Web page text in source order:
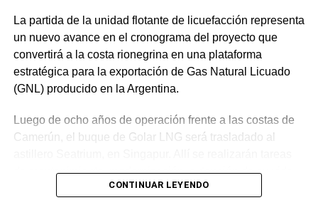
agosto, reduciendo el riesgo de filtraciones, preservando
la infraestructura de riego y evitando futuras reparaciones
de emergencia.
La partida de la unidad flotante de licuefacción representa
un nuevo avance en el cronograma del proyecto que
convertirá a la costa rionegrina en una plataforma
estratégica para la exportación de Gas Natural Licuado
(GNL) producido en la Argentina.
Luego de ocho años de operación frente a las costas de
Camerún, el buque de Golar LNG será trasladado al
de mantenimiento, modernización, extensión de su vida
útil y acondicionamiento para su futura operación frente a
CONTINUAR LEYENDO